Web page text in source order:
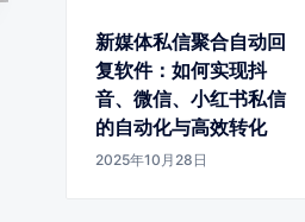
新媒体私信聚合自动回
复软件：如何实现抖
音、微信、小红书私信
的自动化与高效转化
2025年10月28日